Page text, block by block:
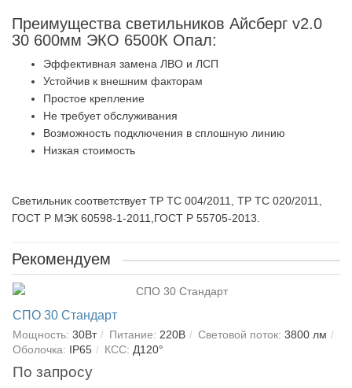
Преимущества светильников Айсберг v2.0
30 600мм ЭКО 6500К Опал:
Эффективная замена ЛВО и ЛСП
Устойчив к внешним факторам
Простое крепление
Не требует обслуживания
Возможность подключения в сплошную линию
Низкая стоимость
Светильник соответствует ТР ТС 004/2011, ТР ТС 020/2011,
ГОСТ Р МЭК 60598-1-2011,ГОСТ Р 55705-2013.
Рекомендуем
СПО 30 Стандарт
Мощность: 30Вт Питание: 220В Световой поток: 3800 лм
Оболочка: IP65 КСС: Д120°
По запросу